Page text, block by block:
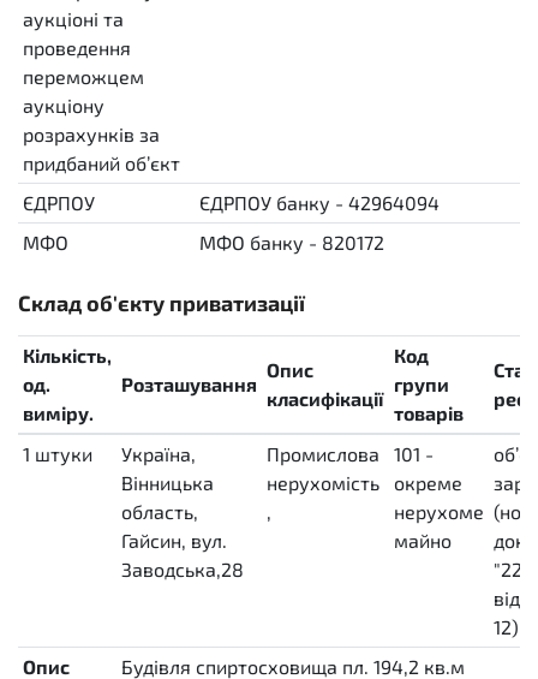
аукціоні та
проведення
переможцем
аукціону
розрахунків за
придбаний об’єкт
ЄДРПОУ
ЄДРПОУ банку - 42964094
МФО
МФО банку - 820172
Склад об'єкту приватизації
Кількість,
од.
виміру.
Розташування
Опис
класифікації
Код
групи
товарів
1 штуки
Україна,
Вінницька
область,
Гайсин, вул.
Заводська,28
Промислова
нерухомість
,
101 -
окреме
нерухоме
майно
від
12)
Опис
Будівля спиртосховища пл. 194,2 кв.м